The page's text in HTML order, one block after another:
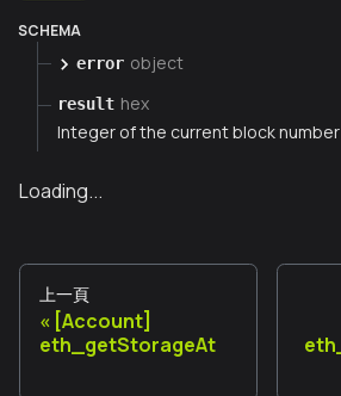
SCHEMA
error object
result hex
Integer of the current block
Loading...
上一頁
[Account]
eth_getStorageAt